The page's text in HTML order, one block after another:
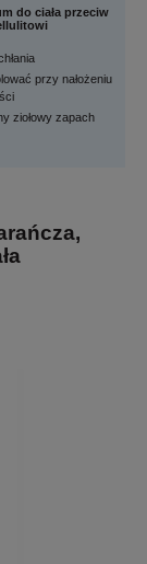
do ciała przeciw
przy nałożeniu
ziołowy zapach